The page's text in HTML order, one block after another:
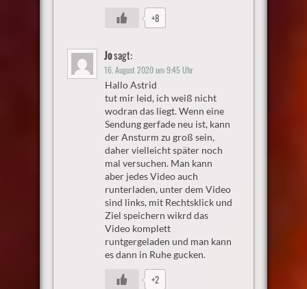
+8
Josagt:
16. August 2020 um 9:45 Uhr
Hallo Astrid
tut mir leid, ich weiß nicht
wodran das liegt. Wenn eine
Sendung gerfade neu ist, kann
der Ansturm zu groß sein,
daher vielleicht später noch
mal versuchen. Man kann
aber jedes Video auch
runterladen, unter dem Video
sind links, mit Rechtsklick und
Ziel speichern wikrd das
Video komplett
runtgergeladen und man kann
es dann in Ruhe gucken.
+2